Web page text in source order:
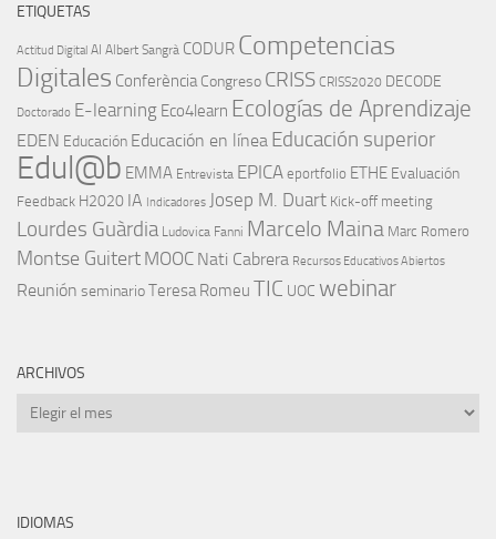
ETIQUETAS
Actitud Digital AI Albert Sangrà CODUR Competencias
Digitales Conferència Congreso CRISS CRISS2020 DECODE
Doctorado E-learning Eco4learn Ecologías de Aprendizaje
EDEN Educación Educación en línea Educación superior
Edul@b EMMA Entrevista EPICA eportfolio ETHE Evaluación
Feedback H2020 IA Indicadores Josep M. Duart Kick-off meeting
Lourdes Guàrdia Ludovica Fanni Marcelo Maina Marc Romero
Montse Guitert MOOC Nati Cabrera Recursos Educativos Abiertos
Reunión seminarioTeresa Romeu TIC UOC webinar
ARCHIVOS
Archivos
IDIOMAS